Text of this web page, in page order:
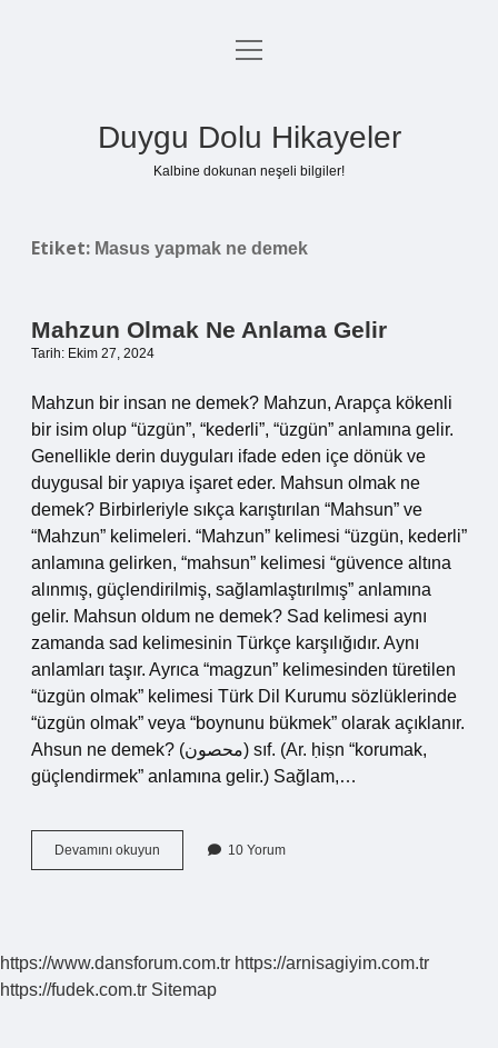
Anasayfa
menüyü
Duygu Dolu Hikayeler
Kalbine dokunan neşeli bilgiler!
Etiket: Masus yapmak ne demek
Mahzun Olmak Ne Anlama Gelir
Tarih: Ekim 27, 2024
Mahzun bir insan ne demek? Mahzun, Arapça kökenli
bir isim olup “üzgün”, “kederli”, “üzgün” anlamına gelir.
Genellikle derin duyguları ifade eden içe dönük ve
duygusal bir yapıya işaret eder. Mahsun olmak ne
demek? Birbirleriyle sıkça karıştırılan “Mahsun” ve
“Mahzun” kelimeleri. “Mahzun” kelimesi “üzgün, kederli”
anlamına gelirken, “mahsun” kelimesi “güvence altına
alınmış, güçlendirilmiş, sağlamlaştırılmış” anlamına
gelir. Mahsun oldum ne demek? Sad kelimesi aynı
zamanda sad kelimesinin Türkçe karşılığıdır. Aynı
anlamları taşır. Ayrıca “magzun” kelimesinden türetilen
“üzgün olmak” kelimesi Türk Dil Kurumu sözlüklerinde
“üzgün olmak” veya “boynunu bükmek” olarak açıklanır.
Ahsun ne demek? (ﻣﺤﺼﻮﻥ) sıf. (Ar. ḥiṣn “korumak,
güçlendirmek” anlamına gelir.) Sağlam,…
Devamını okuyun
Olmak
10 Yorum
https://www.dansforum.com.tr https://arnisagiyim.com.tr
https://fudek.com.tr Sitemap